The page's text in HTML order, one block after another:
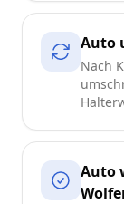
Auto
Nach
Auto